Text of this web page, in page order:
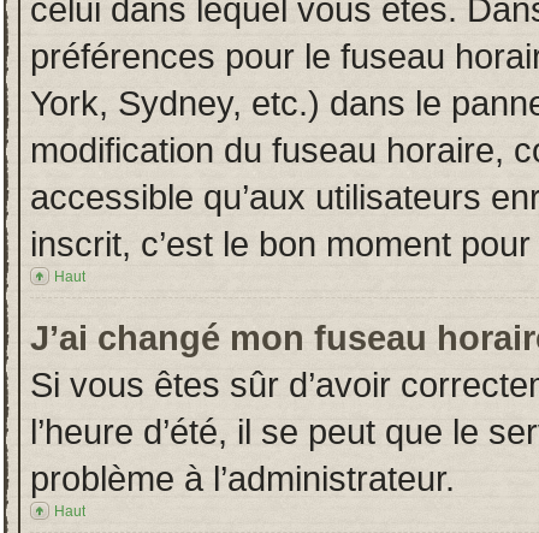
celui dans lequel vous êtes.
préférences pour le fuseau
York, Sydney, etc.) dans le
modification du fuseau horaire,
accessible qu’aux utilisateurs
inscrit, c’est le bon moment
Haut
J’ai changé mon fuseau
Si vous êtes sûr d’avoir
l’heure d’été, il se peut que le
problème à l’administrateur.
Haut